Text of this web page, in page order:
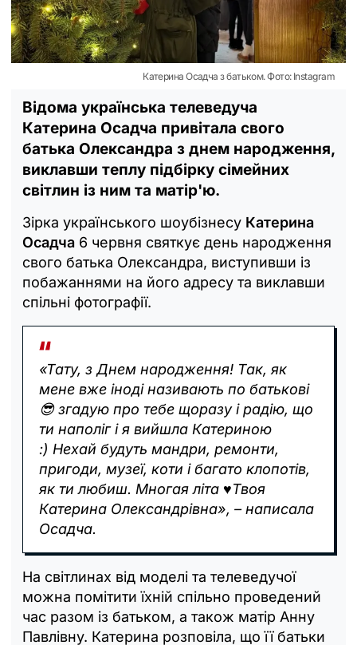
Катерина Осадча з батьком. Фото: Instagram
Відома українська телеведуча
Катерина Осадча привітала свого
батька Олександра з днем народження,
виклавши теплу підбірку сімейних
світлин із ним та матір'ю.
Зірка українського шоубізнесу Катерина
Осадча 6 червня святкує день народження
свого батька Олександра, виступивши із
побажаннями на його адресу та виклавши
спільні фотографії.
«Тату, з Днем народження! Так, як
мене вже іноді називають по батькові
😎 згадую про тебе щоразу і радію, що
ти наполіг і я вийшла Катериною
:) Нехай будуть мандри, ремонти,
пригоди, музеї, коти і багато клопотів,
як ти любиш. Многая літа ♥️Твоя
Катерина Олександрівна», – написала
Осадча.
На світлинах від моделі та телеведучої
можна помітити їхній спільно проведений
час разом із батьком, а також матір Анну
Павлівну. Катерина розповіла, що її батьки